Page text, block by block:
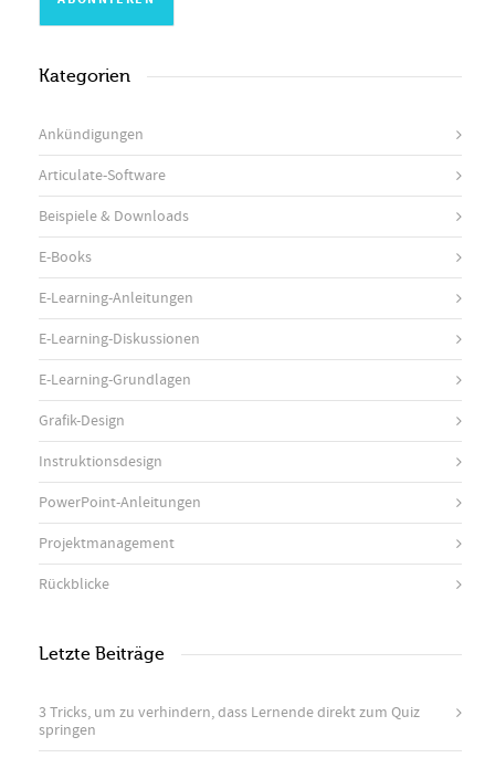
Kategorien
Ankündigungen
Articulate-Software
Beispiele & Downloads
E-Books
E-Learning-Anleitungen
E-Learning-Diskussionen
E-Learning-Grundlagen
Grafik-Design
Instruktionsdesign
PowerPoint-Anleitungen
Projektmanagement
Rückblicke
Letzte Beiträge
3 Tricks, um zu verhindern, dass Lernende direkt zum Quiz
springen